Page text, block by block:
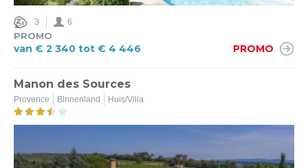
3 6
PROMO
van € 2 340 tot € 4 446 PROMO
Manon des Sources
Provence Binnenland Huis/Villa